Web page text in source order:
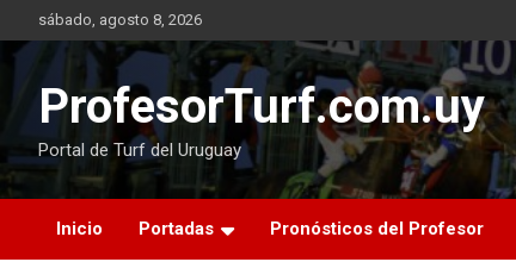
to
content
sábado, agosto 8, 2026
ProfesorTurf.com.uy
Portal de Turf del Uruguay
Inicio Portadas Pronósticos del Profesor